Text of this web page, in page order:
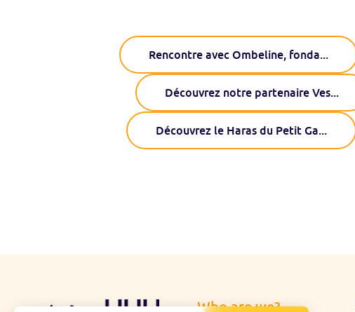
Rencontre avec Ombeline, fonda...
Découvrez notre partenaire Ves...
Découvrez le Haras du Petit Ga...
Who are we?